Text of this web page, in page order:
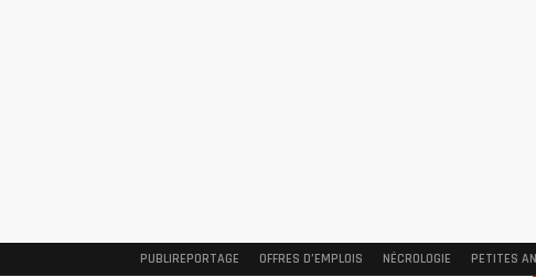
PUBLIREPORTAGE OFFRES D’EMPLOIS NÉCROLOGIE PETITES